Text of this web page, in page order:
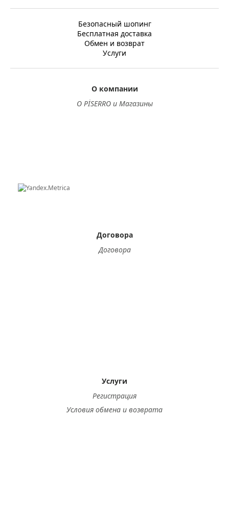
Безопасный шопинг
Бесплатная доставка
Обмен и возврат
Услуги
О компании
О PİSERRO и Магазины
Договора
Договора
Услуги
Регистрация
Условия обмена и возврата